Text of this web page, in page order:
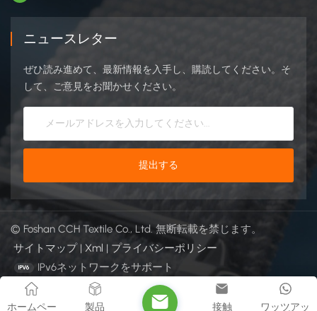
ニュースレター
ぜひ読み進めて、最新情報を入手し、購読してください。そ
して、ご意見をお聞かせください。
© Foshan CCH Textile Co., Ltd. 無断転載を禁じます。
サイトマップ | Xml | プライバシーポリシー
IPv6ネットワークをサポート
ホームペー 製品 ワッツアッ
接触